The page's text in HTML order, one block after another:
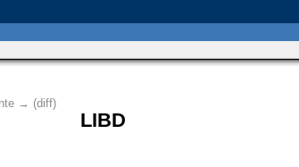
→ (diff)
LIBD